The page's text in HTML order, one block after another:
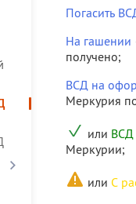
Погасить
На гашении
получено;
ВСД на
Меркурия
или ВСД
Меркурии;
или С